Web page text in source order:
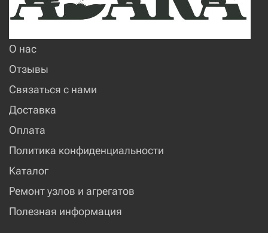
О нас
Отзывы
Связаться с нами
Доставка
Оплата
Политика конфиденциальности
Каталог
Ремонт узлов и агрегатов
Полезная информация